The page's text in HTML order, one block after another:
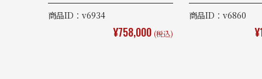
商品ID：v6934
¥758,000 (税込)
商品ID：v6860